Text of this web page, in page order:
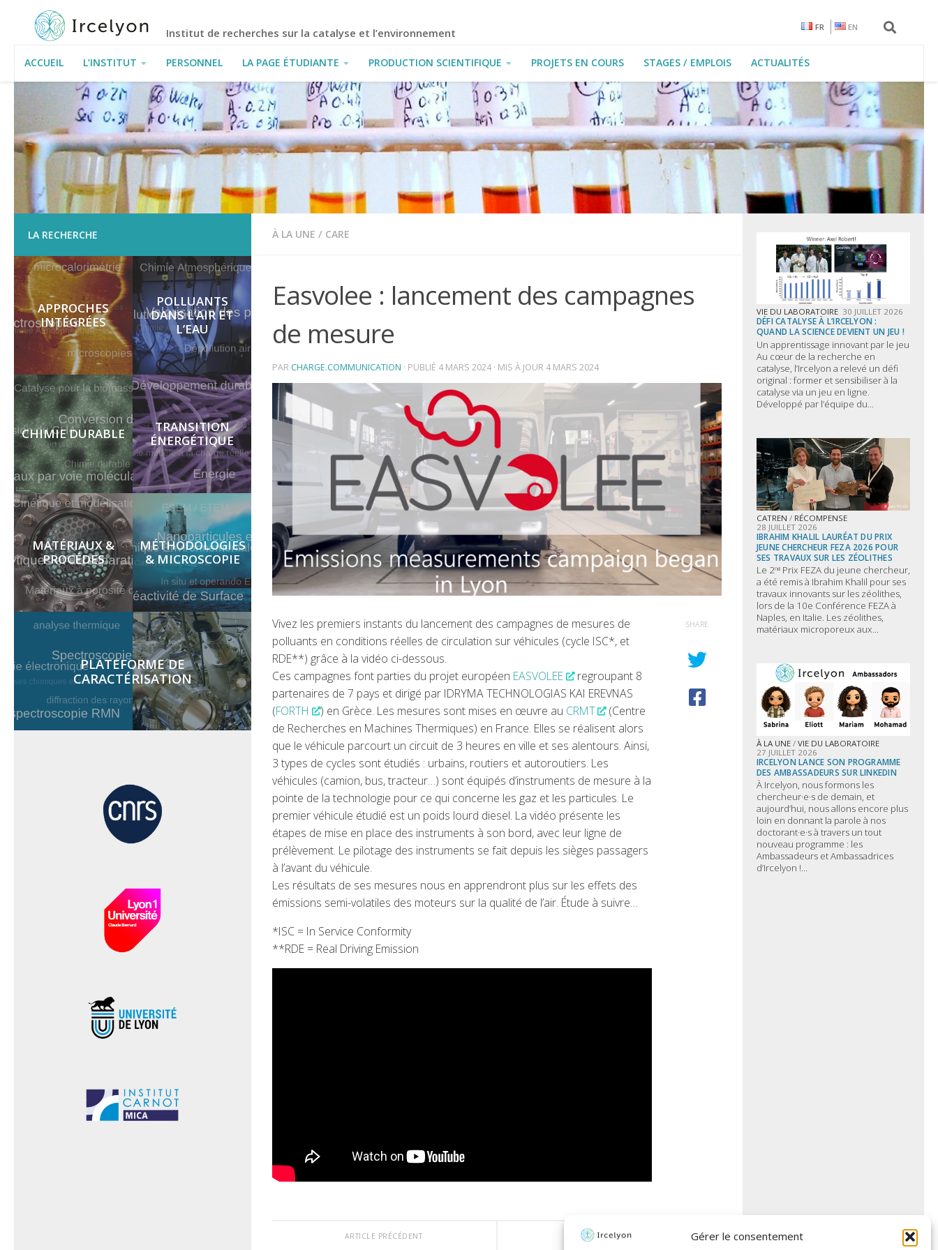
Gérer le consentement
Institut de recherches sur la catalyse et l’environnement FR EN
ACCUEIL L’INSTITUT PERSONNEL LA PAGE ÉTUDIANTE PRODUCTION SCIENTIFIQUE PROJETS EN COURS STAGES / EMPLOIS ACTUALITÉS
INFORMATIONS PRATIQUES
À LA UNE / CARE
Easvolee : lancement des campagnes
de mesure
PAR CHARGE.COMMUNICATION · PUBLIÉ 4 MARS 2024 · MIS À JOUR 4 MARS 2024
Vivez les premiers instants du lancement des campagnes de mesures de
polluants en conditions réelles de circulation sur véhicules (cycle ISC*, et
RDE**) grâce à la vidéo ci-dessous.
Ces campagnes font parties du projet européen EASVOLEE
regroupant 8
partenaires de 7 pays et dirigé par IDRYMA TECHNOLOGIAS KAI EREVNAS
(FORTH ) en Grèce. Les mesures sont mises en œuvre au CRMT
(Centre
de Recherches en Machines Thermiques) en France. Elles se réalisent alors
que le véhicule parcourt un circuit de 3 heures en ville et ses alentours. Ainsi,
3 types de cycles sont étudiés : urbains, routiers et autoroutiers. Les
véhicules (camion, bus, tracteur…) sont équipés d’instruments de mesure à la
pointe de la technologie pour ce qui concerne les gaz et les particules. Le
premier véhicule étudié est un poids lourd diesel. La vidéo présente les
étapes de mise en place des instruments à son bord, avec leur ligne de
prélèvement. Le pilotage des instruments se fait depuis les sièges passagers
à l’avant du véhicule.
Les résultats de ses mesures nous en apprendront plus sur les effets des
émissions semi-volatiles des moteurs sur la qualité de l’air. Étude à suivre…
*ISC = In Service Conformity
**RDE = Real Driving Emission
SHARE
ARTICLE SUIVANT
ARTICLE PRÉCÉDENT
LA RECHERCHE
APPROCHES
INTÉGRÉES
POLLUANTS
DANS L’AIR ET
L’EAU
CHIMIE DURABLE
TRANSITION
ÉNERGÉTIQUE
MATÉRIAUX &
PROCÉDES
MÉTHODOLOGIES
& MICROSCOPIE
PLATEFORME DE
CARACTÉRISATION
VIE DU LABORATOIRE 30 JUILLET 2026
DÉFI CATALYSE À L’IRCELYON :
QUAND LA SCIENCE DEVIENT UN JEU !
Un apprentissage innovant par le jeu
Au cœur de la recherche en
catalyse, l’Ircelyon a relevé un défi
original : former et sensibiliser à la
catalyse via un jeu en ligne.
Développé par l’équipe du...
CATREN / RÉCOMPENSE
28 JUILLET 2026
IBRAHIM KHALIL LAURÉAT DU PRIX
JEUNE CHERCHEUR FEZA 2026 POUR
SES TRAVAUX SUR LES ZÉOLITHES
Le 2ⁿᵈ Prix FEZA du jeune chercheur,
a été remis à Ibrahim Khalil pour ses
travaux innovants sur les zéolithes,
lors de la 10e Conférence FEZA à
Naples, en Italie. Les zéolithes,
matériaux microporeux aux...
À LA UNE / VIE DU LABORATOIRE
27 JUILLET 2026
IRCELYON LANCE SON PROGRAMME
DES AMBASSADEURS SUR LINKEDIN
À Ircelyon, nous formons les
chercheur·e·s de demain, et
aujourd’hui, nous allons encore plus
loin en donnant la parole à nos
doctorant·e·s à travers un tout
nouveau programme : les
Ambassadeurs et Ambassadrices
d’Ircelyon !...